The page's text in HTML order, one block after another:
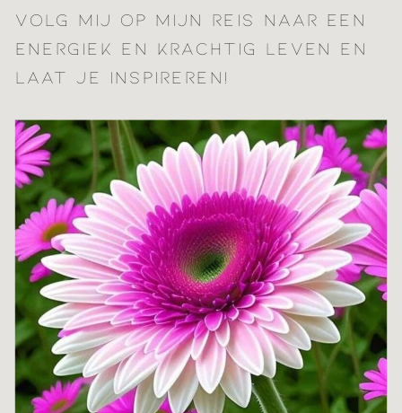
VOLG MIJ OP MIJN REIS NAAR EEN
ENERGIEK EN KRACHTIG LEVEN EN
LAAT JE INSPIREREN!